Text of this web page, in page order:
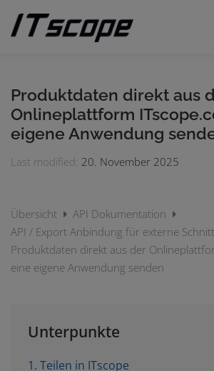
Inhalt
springen
DEUTSCH
Produktdaten direkt aus
Onlineplattform
eigene Anwendung
Last modified: 20. November 2025
Übersicht
API Dokumentation
API / Export Anbindung für externe
Produktdaten direkt aus der
eine eigene Anwendung senden
Unterpunkte
1. Teilen in ITscope